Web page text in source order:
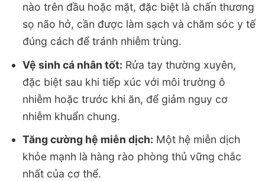
nào trên đầu hoặc mặt, đặc biệt là chấn thương
sọ não hở, cần được làm sạch và chăm sóc y tế
đúng cách để tránh nhiễm trùng.
Vệ sinh cá nhân tốt: Rửa tay thường xuyên,
đặc biệt sau khi tiếp xúc với môi trường ô
nhiễm hoặc trước khi ăn, để giảm nguy cơ
nhiễm khuẩn chung.
Tăng cường hệ miễn dịch: Một hệ miễn dịch
khỏe mạnh là hàng rào phòng thủ vững chắc
nhất của cơ thể.